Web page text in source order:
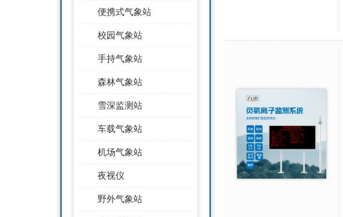
便携式气象站
校园气象站
手持气象站
森林气象站
雪深监测站
车载气象站
机场气象站
夜视仪
野外气象站